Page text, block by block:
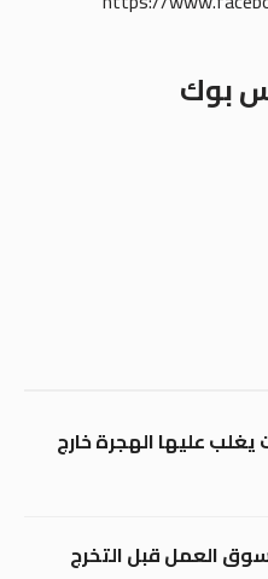
بوك
عليها الهجرة خارج
العمل قبل التخرج